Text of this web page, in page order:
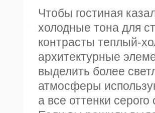
Чтобы гостиная
холодные тона для
контрасты теплый-
архитектурные
выделить более
атмосферы
а все оттенки